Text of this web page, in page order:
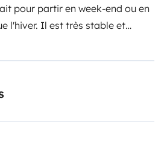
pour partir en week-end ou en
l'hiver. Il est très stable et
arrières jumelées et est
l'utilisons en famille avec 2